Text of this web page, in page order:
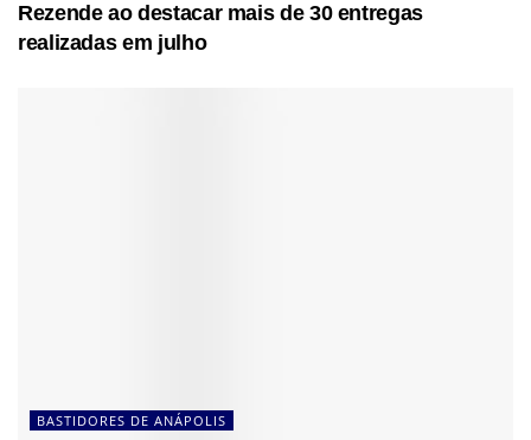
Rezende ao destacar mais de 30 entregas
realizadas em julho
BASTIDORES DE ANÁPOLIS